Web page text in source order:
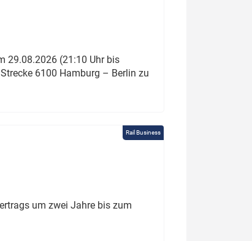
29.08.2026 (21:10 Uhr bis
6100 Hamburg – Berlin zu
Rail Business
um zwei Jahre bis zum